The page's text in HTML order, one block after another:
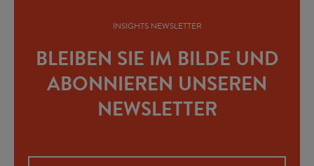
INSIGHTS NEWSLETTER
BLEIBEN SIE IM BILDE UND
ABONNIEREN UNSEREN
NEWSLETTER